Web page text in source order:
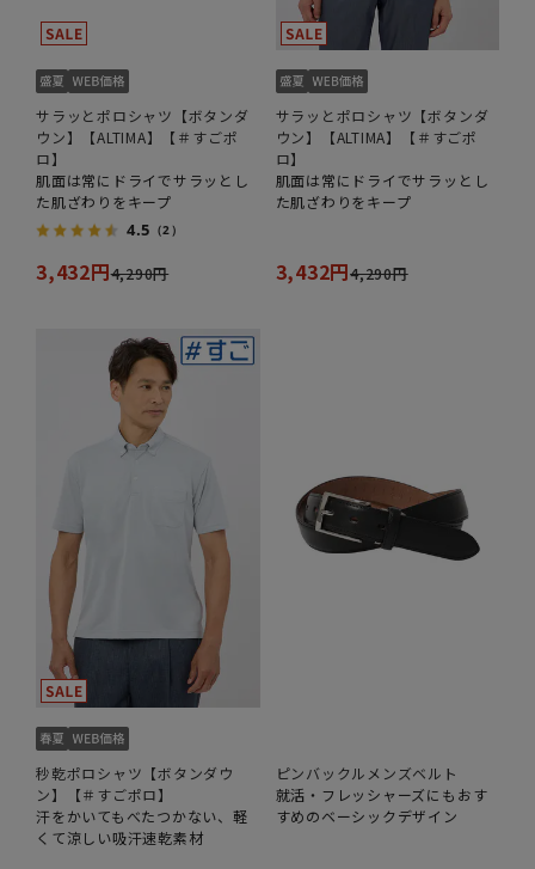
サラッとポロシャツ【ボタンダ
ウン】【ALTIMA】【＃すごポ
ロ】
肌面は常にドライでサラッとし
た肌ざわりをキープ
4.5 （2）
3,432円4,290円
サラッとポロシャツ【ボタンダ
ウン】【ALTIMA】【＃すごポ
ロ】
肌面は常にドライでサラッとし
た肌ざわりをキープ
3,432円4,290円
秒乾ポロシャツ【ボタンダウ
ン】【＃すごポロ】
汗をかいてもべたつかない、軽
くて涼しい吸汗速乾素材
ピンバックルメンズベルト
就活・フレッシャーズにもおす
すめのベーシックデザイン